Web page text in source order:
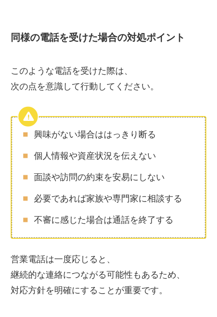
同様の電話を受けた場合の対処ポイント
このような電話を受けた際は、
次の点を意識して行動してください。
興味がない場合ははっきり断る
個人情報や資産状況を伝えない
面談や訪問の約束を安易にしない
必要であれば家族や専門家に相談する
不審に感じた場合は通話を終了する
営業電話は一度応じると、
継続的な連絡につながる可能性もあるため、
対応方針を明確にすることが重要です。